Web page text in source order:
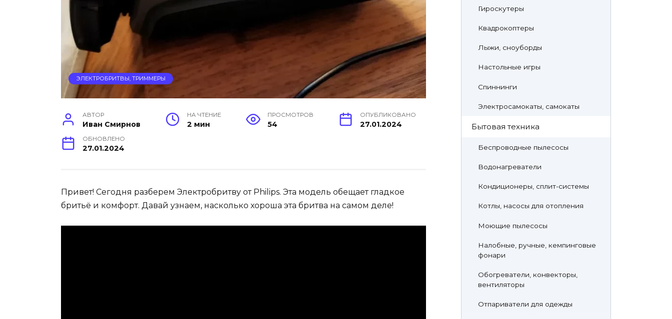
ЭЛЕКТРОБРИТВЫ, ТРИММЕРЫ
АВТОР
Иван Смирнов
НА ЧТЕНИЕ
2 мин
ПРОСМОТРОВ
54
ОПУБЛИКОВАНО
27.01.2024
ОБНОВЛЕНО
27.01.2024
Привет! Сегодня разберем Электробритву от Philips. Эта модель обещает гладкое
бритьё и комфорт. Давай узнаем, насколько хороша эта бритва на самом деле!
Гироскутеры
Квадрокоптеры
Лыжи, сноуборды
Настольные игры
Спиннинги
Электросамокаты, самокаты
Бытовая техника
Беспроводные пылесосы
Водонагреватели
Кондиционеры, сплит-системы
Котлы, насосы для отопления
Моющие пылесосы
Налобные, ручные, кемпинговые
фонари
Обогреватели, конвекторы,
вентиляторы
Отпариватели для одежды